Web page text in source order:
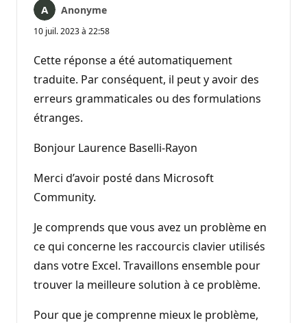
Anonyme
10 juil. 2023 à 22:58
Cette réponse a été automatiquement
traduite. Par conséquent, il peut y avoir des
erreurs grammaticales ou des formulations
étranges.
Bonjour Laurence Baselli-Rayon
Merci d’avoir posté dans Microsoft
Community.
Je comprends que vous avez un problème en
ce qui concerne les raccourcis clavier utilisés
dans votre Excel. Travaillons ensemble pour
trouver la meilleure solution à ce problème.
Pour que je comprenne mieux le problème,